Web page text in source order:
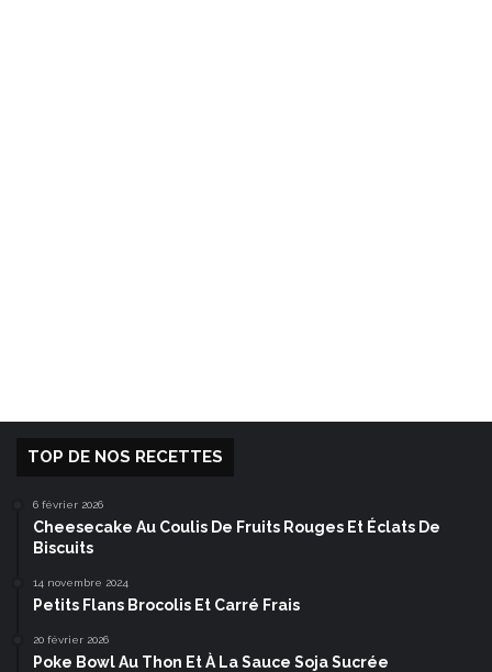
TOP DE NOS RECETTES
6 février 2026
Cheesecake Au Coulis De Fruits Rouges Et Éclats De
Biscuits
14 novembre 2024
Petits Flans Brocolis Et Carré Frais
20 février 2026
Poke Bowl Au Thon Et À La Sauce Soja Sucrée